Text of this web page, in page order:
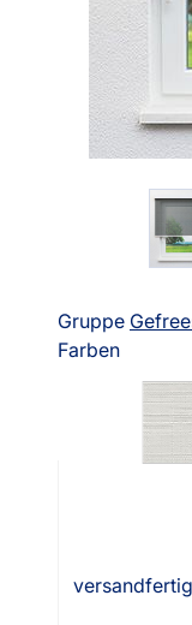
Gruppe
Farben